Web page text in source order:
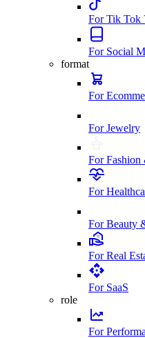
For Tik Tok
For Social
format
For
For Jewelry
For Fashion
For
For Beauty
For Real
For SaaS
role
For